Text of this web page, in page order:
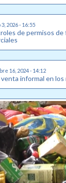
2026 - 16:55
de permisos de
16, 2024 - 14:12
informal en los